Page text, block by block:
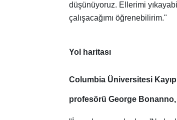
düşünüyoruz. Ellerimi
çalışacağımı öğrenebilirim."
Yol haritası
Columbia Üniversitesi
profesörü George